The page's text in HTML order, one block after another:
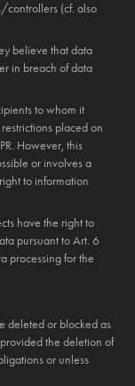
controllers (cf. also
believe that data
in breach of data
to whom it
placed on
However, this
or involves a
to information
have the right to
pursuant to Art. 6
processing for the
deleted or blocked as
the deletion of
or unless